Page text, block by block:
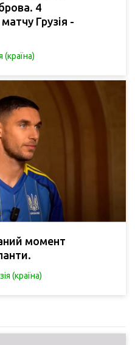
4
Грузія -
(країна)
момент
(країна)